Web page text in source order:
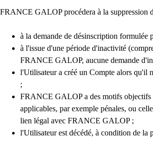
FRANCE GALOP procédera à la suppression
à la demande de désinscription formulée
à l'issue d'une période d'inactivité
FRANCE GALOP, aucune demande
l'Utilisateur a créé un Compte alors qu'il
;
FRANCE GALOP a des motifs objectifs
applicables, par exemple pénales, ou
lien légal avec FRANCE GALOP ;
l'Utilisateur est décédé, à condition de la